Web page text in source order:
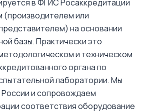
в ФГИС Росаккредитации
(производителем или
на основании
базы. Практически это
и техническом
органа по
лаборатории. Мы
и сопровождаем
соответствия оборудование